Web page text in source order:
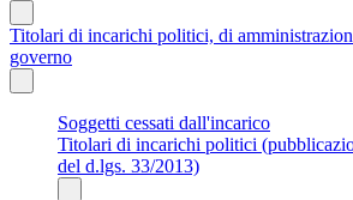
Titolari di incarichi politici, di
governo
Soggetti cessati dall'incarico
Titolari di incarichi politici
del d.lgs. 33/2013)